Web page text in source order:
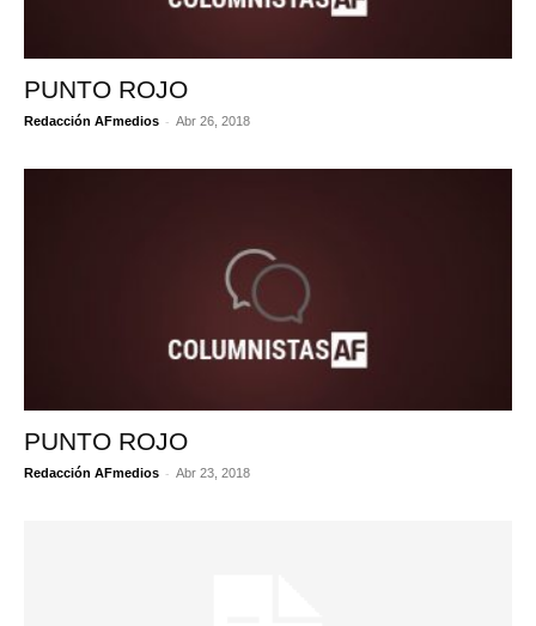
PUNTO ROJO
Redacción AFmedios - Abr 26, 2018
PUNTO ROJO
Redacción AFmedios - Abr 23, 2018